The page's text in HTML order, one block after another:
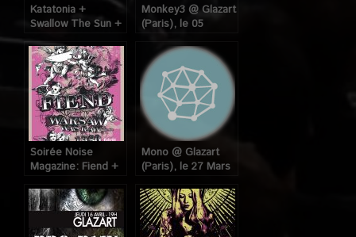
Katatonia +
Swallow The Sun +
Long Distance
Calling @ Nouveau
Casino (Paris), le
16 Mars 2010
Monkey3 @ Glazart
(Paris), le 05
Soirée Noise
Magazine: Fiend +
(Paris), le 20
Décembre 2008
Mono @ Glazart
(Paris), le 27 Mars